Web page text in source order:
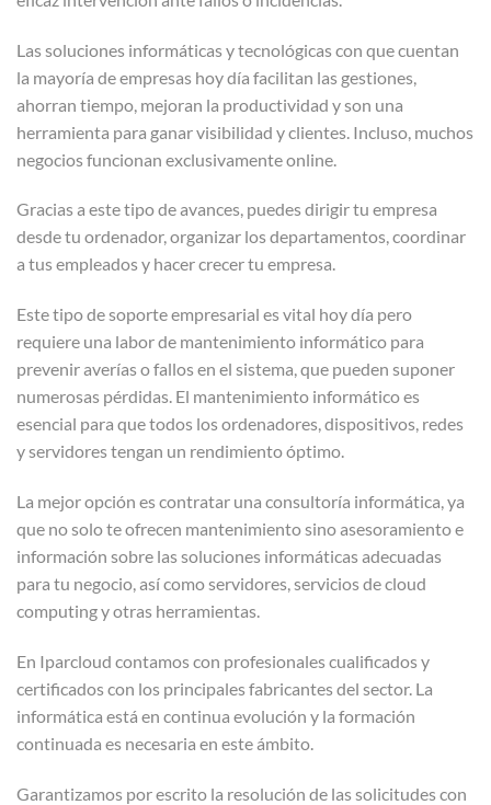
Las soluciones informáticas y tecnológicas con que cuentan
la mayoría de empresas hoy día facilitan las gestiones,
ahorran tiempo, mejoran la productividad y son una
herramienta para ganar visibilidad y clientes. Incluso, muchos
negocios funcionan exclusivamente online.
Gracias a este tipo de avances, puedes dirigir tu empresa
desde tu ordenador, organizar los departamentos, coordinar
a tus empleados y hacer crecer tu empresa.
Este tipo de soporte empresarial es vital hoy día pero
requiere una labor de mantenimiento informático para
prevenir averías o fallos en el sistema, que pueden suponer
numerosas pérdidas. El mantenimiento informático es
esencial para que todos los ordenadores, dispositivos, redes
y servidores tengan un rendimiento óptimo.
La mejor opción es contratar una consultoría informática, ya
que no solo te ofrecen mantenimiento sino asesoramiento e
información sobre las soluciones informáticas adecuadas
para tu negocio, así como servidores, servicios de cloud
computing y otras herramientas.
En Iparcloud contamos con profesionales cualificados y
certificados con los principales fabricantes del sector. La
informática está en continua evolución y la formación
continuada es necesaria en este ámbito.
Garantizamos por escrito la resolución de las solicitudes con